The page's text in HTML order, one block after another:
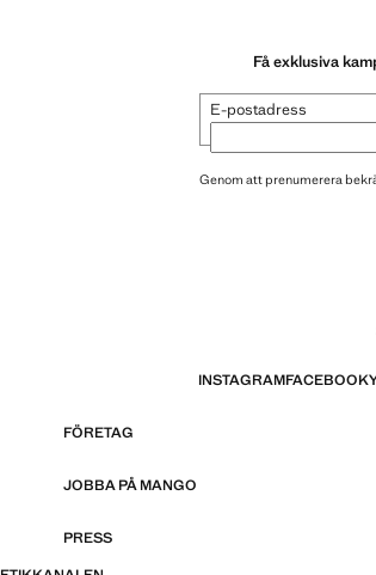
Få exklusiva
E-postadress
Genom att prenumerera
INSTAGRAMFACEBOOK
FÖRETAG
JOBBA PÅ MANGO
PRESS